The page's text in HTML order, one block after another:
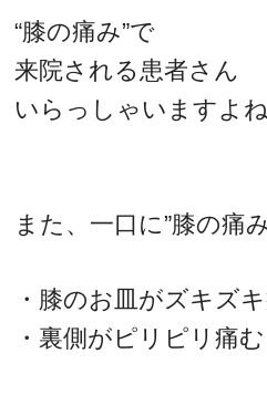
“膝の痛み”で
来院される患者さん
いらっしゃいますよね
また、一口に”膝の痛
・膝のお皿がズキズ
・裏側がピリピリ痛む